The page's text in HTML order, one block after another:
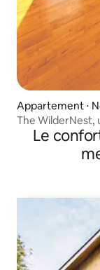
Appartement ⋅
The WilderNest,
sauna
Le